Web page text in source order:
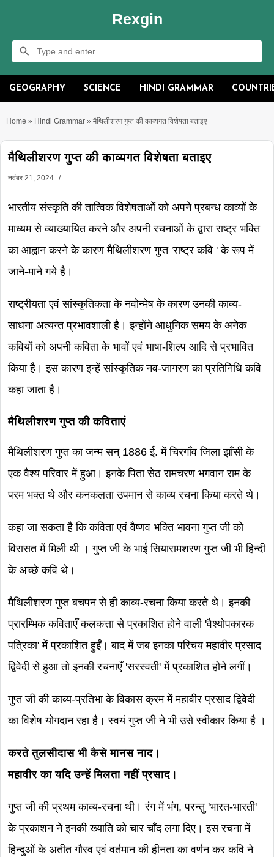
Rexgin
GEOGRAPHY SCIENCE HINDI GRAMMAR
Home » Hindi Grammar » मैथिलीशरण गुप्त की काव्यगत विशेषता बताइए
मैथिलीशरण गुप्त की काव्यगत विशेषता बताइए
नवंबर 21, 2024
भारतीय संस्कृति की तात्विक विशेषताओं को अपने प्रबन्ध काव्यों के
माध्यम से व्याख्यायित करने और अपनी रचनाओं के द्वारा राष्ट्र भक्ति
का आह्वान करने के कारण मैथिलीशरण गुप्त 'राष्ट्र कवि ' के रूप में
जाने-माने गये है।
राष्ट्रीयता एवं सांस्कृतिकता के नवोन्मेष के कारण उनकी काव्य-
साधना अत्यन्त प्रभावशाली है। इन्होंने आधुनिक समय के अनेक
कवियों को अपनी कविता के भावों एवं भाषा-शिल्प आदि से प्रभावित
किया है। इस कारण इन्हें सांस्कृतिक नव-जागरण का प्रतिनिधि कवि
कहा जाता है।
मैथिलीशरण गुप्त की कविताएं
मैथिलीशरण गुप्त का जन्म सन् 1886 ई. में चिरगाँव जिला झाँसी के
एक वैश्य परिवार में हुआ। इनके पिता सेठ रामचरण भगवान राम के
परम भक्त थे और कनकलता उपमान से काव्य रचना किया करते थे।
कहा जा सकता है कि कविता एवं वैष्णव भक्ति भावना गुप्त जी को
विरासत में मिली थी । गुप्त जी के भाई सियारामशरण गुप्त जी भी हिन्दी
के अच्छे कवि थे।
मैथिलीशरण गुप्त बचपन से ही काव्य-रचना किया करते थे। इनकी
प्रारम्भिक कविताएँ कलकत्ता से प्रकाशित होने वाली 'वैश्योपकारक
पत्रिका' में प्रकाशित हुईं। बाद में जब इनका परिचय महावीर प्रसाद
द्विवेदी से हुआ तो इनकी रचनाएँ 'सरस्वती' में प्रकाशित होने लगीं।
गुप्त जी की काव्य-प्रतिभा के विकास क्रम में महावीर प्रसाद द्विवेदी
का विशेष योगदान रहा है। स्वयं गुप्त जी ने भी उसे स्वीकार किया है ।
करते तुलसीदास भी कैसे मानस नाद।
महावीर का यदि उन्हें मिलता नहीं प्रसाद।
गुप्त जी की प्रथम काव्य-रचना थी। रंग में भंग, परन्तु 'भारत-भारती'
के प्रकाशन ने इनकी ख्याति को चार चाँद लगा दिए। इस रचना में
हिन्दुओं के अतीत गौरव एवं वर्तमान की हीनता का वर्णन कर कवि ने